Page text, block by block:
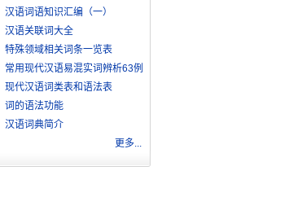
汉语词语知识汇编（一）
汉语关联词大全
特殊领域相关词条一览表
常用现代汉语易混实词辨析63例
现代汉语词类表和语法表
词的语法功能
汉语词典简介
更多...